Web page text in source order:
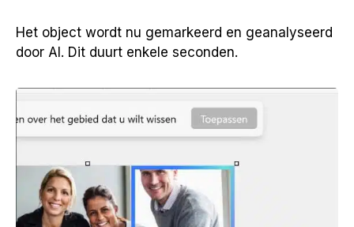
Het object wordt nu gemarkeerd en geanalyseerd
door AI. Dit duurt enkele seconden.